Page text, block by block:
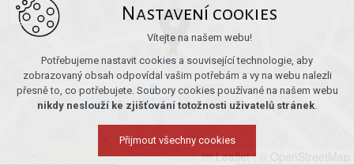
−
Leaflet |
Nastavení cookies
Vítejte na našem webu!
Potřebujeme nastavit cookies a související technologie, aby
zobrazovaný obsah odpovídal vašim potřebám a vy na webu nalezli
přesně to, co potřebujete. Soubory cookies používané na našem webu
nikdy neslouží ke zjišťování totožnosti uživatelů stránek.
Přijmout všechny cookies